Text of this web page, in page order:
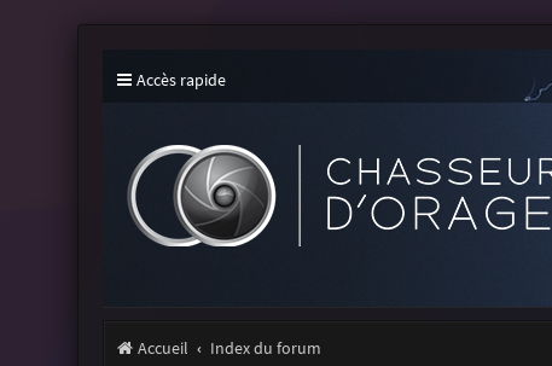
Accès rapide
Accueil Index du forum